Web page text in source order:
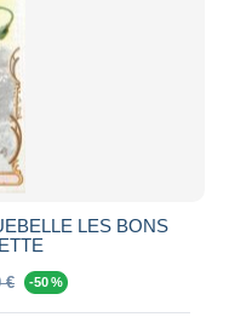
LES BONS
€ -50 %